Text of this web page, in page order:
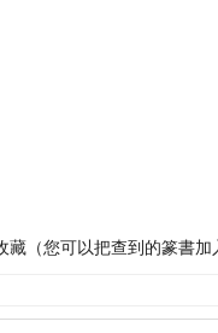
藏（您可以把查到的篆書加